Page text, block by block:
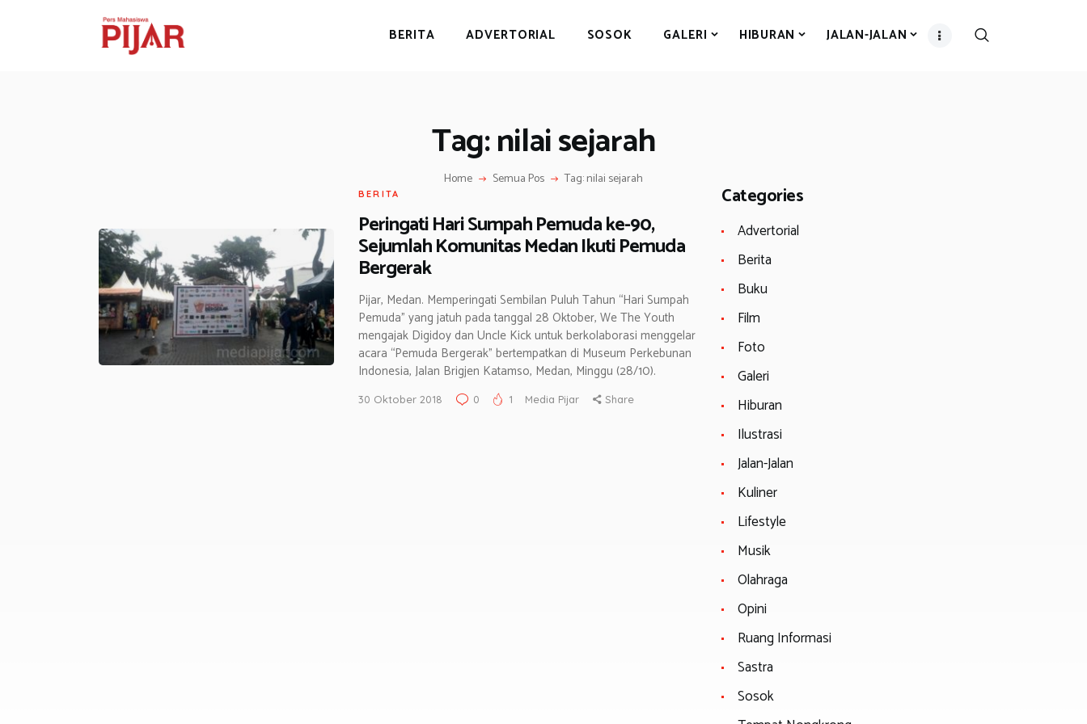
BERITA ADVERTORIAL SOSOK GALERI HIBURAN JALAN-JALAN
Tag: nilai sejarah
Home Semua Pos Tag: nilai sejarah
ADVERTORIAL
HIBURAN
JALAN-JALAN
GAYA HIDUP
OLAHRAGA
OPINI
BERITA
Peringati Hari Sumpah Pemuda ke-90,
Sejumlah Komunitas Medan Ikuti Pemuda
Bergerak
Pijar, Medan. Memperingati Sembilan Puluh Tahun “Hari Sumpah
Pemuda” yang jatuh pada tanggal 28 Oktober, We The Youth
mengajak Digidoy dan Uncle Kick untuk berkolaborasi menggelar
acara “Pemuda Bergerak” bertempatkan di Museum Perkebunan
Indonesia, Jalan Brigjen Katamso, Medan, Minggu (28/10).
30 Oktober 2018 0 1 Media Pijar Share
Categories
Advertorial
Berita
Buku
Film
Foto
Galeri
Hiburan
Ilustrasi
Jalan-Jalan
Kuliner
Lifestyle
Musik
Olahraga
Opini
Ruang Informasi
Sastra
Sosok